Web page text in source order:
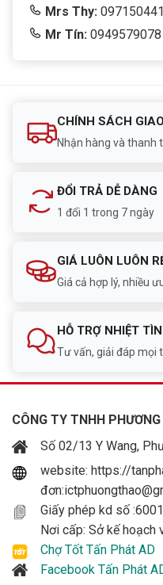
Mrs Thy:
Mr Tín: 0949579078
CHÍNH SÁCH
Nhận hàng và thanh
ĐỔI TRẢ DỄ DÀNG
1 đổi 1 trong 7 ngày
GIÁ LUÔN LUÔN
Giá cả hợp lý, nhiều
HỖ TRỢ NHIỆT
Tư vấn, giải đáp mọi
CÔNG TY TNHH
Số 02/13 Y Wang,
website: https://
Giấy phép kd số
Nơi cấp: Sở kế hoạch
Chợ Tốt Tấn Phát AD
Facebook Tấn Phát